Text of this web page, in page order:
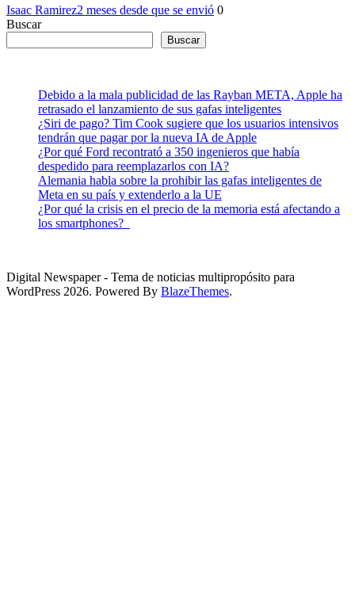
Isaac Ramirez2 meses desde que se envió 0
Buscar
Buscar
Debido a la mala publicidad de las Rayban META, Apple ha
retrasado el lanzamiento de sus gafas inteligentes
¿Siri de pago? Tim Cook sugiere que los usuarios intensivos
tendrán que pagar por la nueva IA de Apple
¿Por qué Ford recontrató a 350 ingenieros que había
despedido para reemplazarlos con IA?
Alemania habla sobre la prohibir las gafas inteligentes de
Meta en su país y extenderlo a la UE
¿Por qué la crisis en el precio de la memoria está afectando a
los smartphones?
Digital Newspaper - Tema de noticias multipropósito para
WordPress 2026. Powered By BlazeThemes.